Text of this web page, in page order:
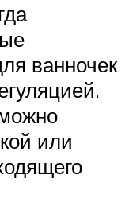
ванночек
или